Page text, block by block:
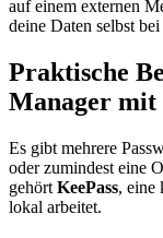
auf einem externen
deine Daten selbst
Praktische
Manager
Es gibt mehrere
oder zumindest eine
gehört KeePass, eine
lokal arbeitet.